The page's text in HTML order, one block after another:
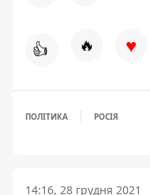
👍 🔥 ♥
ПОЛІТИКА РОСІЯ
14:16, 28 грудня 2021